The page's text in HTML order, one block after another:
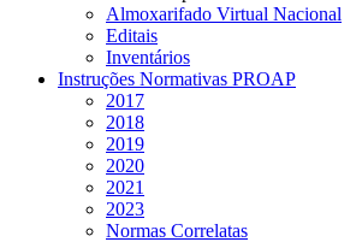
Almoxarifado Virtual Nacional
Editais
Inventários
Instruções Normativas PROAP
2017
2018
2019
2020
2021
2023
Normas Correlatas